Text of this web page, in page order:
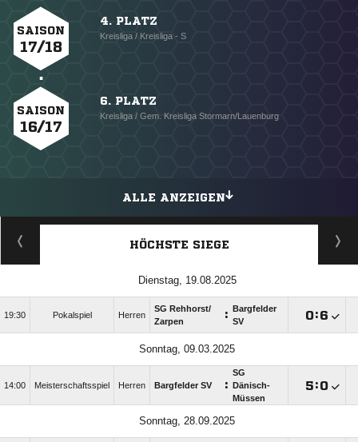
SAISON
17/18
4. PLATZ
Kreisliga / Kreisliga - S
SAISON
16/17
6. PLATZ
Kreisliga / Gem. Kreisliga Stormarn/Lauenburg
ALLE ANZEIGEN
HÖCHSTE SIEGE
Dienstag, 19.08.2025
19:30 Pokalspiel Herren
SG Rehhorst/​
Zarpen
:
Bargfelder
SV
:
Sonntag, 09.03.2025
14:00 Meisterschaftsspiel Herren Bargfelder SV :
SG
Dänisch-
Müssen
:
Sonntag, 28.09.2025